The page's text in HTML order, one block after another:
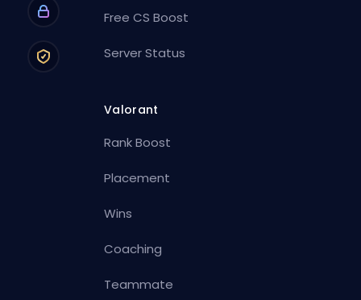
Free CS Boost
Server Status
Valorant
Rank Boost
Placement
Wins
Coaching
Teammate